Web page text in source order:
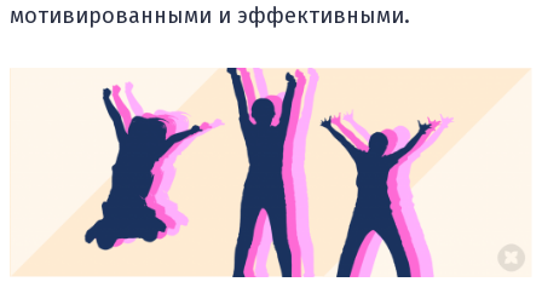
мотивированными и эффективными.